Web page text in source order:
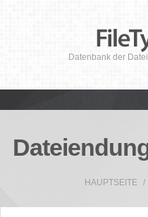
Datenbank der
HAUPTSEITE